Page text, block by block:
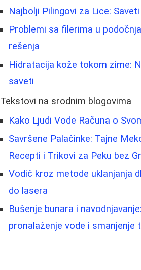
Najbolji Pilingovi za Lice:
Problemi sa filerima u
rešenja
Hidratacija kože tokom zime:
saveti
Tekstovi na srodnim blogovima
Kako Ljudi Vode Računa o
Savršene Palačinke: Tajne
Recepti i Trikovi za Peku bez
Vodič kroz metode uklanjanja
do lasera
Bušenje bunara i
pronalaženje vode i smanjenje